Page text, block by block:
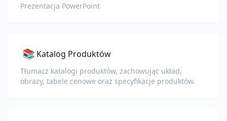
Prezentacja PowerPoint
📚 Katalog Produktów
Tłumacz katalogi produktów, zachowując układ,
obrazy, tabele cenowe oraz specyfikacje produktów.